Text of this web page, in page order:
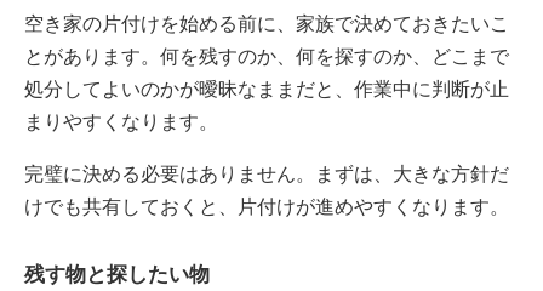
空き家の片付けを始める前に、家族で決めておきたいこ
とがあります。何を残すのか、何を探すのか、どこまで
処分してよいのかが曖昧なままだと、作業中に判断が止
まりやすくなります。
完璧に決める必要はありません。まずは、大きな方針だ
けでも共有しておくと、片付けが進めやすくなります。
残す物と探したい物